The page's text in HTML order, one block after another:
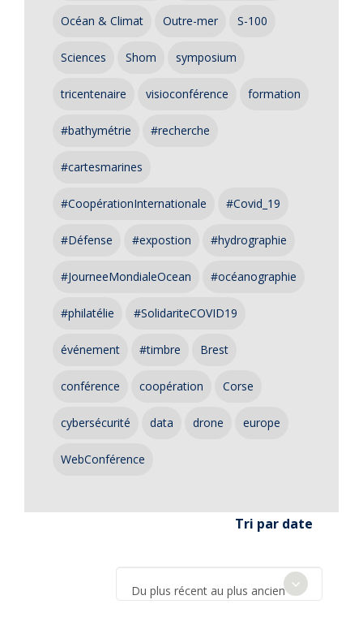
Océan & Climat Outre-mer S-100
Sciences Shom symposium
tricentenaire visioconférence formation
#bathymétrie #recherche
#cartesmarines
#CoopérationInternationale #Covid_19
#Défense #expostion #hydrographie
#JourneeMondialeOcean #océanographie
#philatélie #SolidariteCOVID19
événement #timbre Brest
conférence coopération Corse
cybersécurité data drone europe
WebConférence
Tri par date
Du plus récent au plus ancien